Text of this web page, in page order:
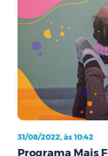
31/08/2022, às 10:42
Programa Mais